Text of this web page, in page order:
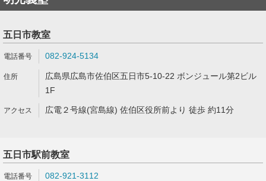
五日市教室
082-924-5134
広島県広島市佐伯区五日市5-10-22 ボンジュール第2ビル
1F
広電２号線(宮島線) 佐伯区役所前より 徒歩 約11分
五日市駅前教室
082-921-3112